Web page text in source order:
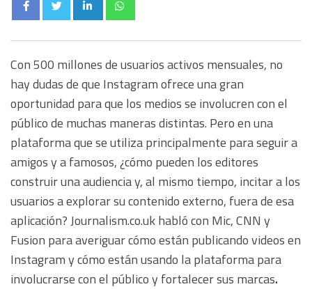
Con 500 millones de usuarios activos mensuales, no
hay dudas de que Instagram ofrece una gran
oportunidad para que los medios se involucren con el
público de muchas maneras distintas. Pero en una
plataforma que se utiliza principalmente para seguir a
amigos y a famosos, ¿cómo pueden los editores
construir una audiencia y, al mismo tiempo, incitar a los
usuarios a explorar su contenido externo, fuera de esa
aplicación? Journalism.co.uk habló con Mic, CNN y
Fusion para averiguar cómo están publicando videos en
Instagram y cómo están usando la plataforma para
involucrarse con el público y fortalecer sus marcas.